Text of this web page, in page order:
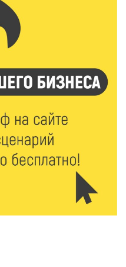
объединила детей в
началась
в Андреапольском